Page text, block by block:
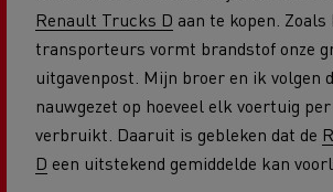
Renault Trucks D aan te kopen.
transporteurs vormt brandstof onze
uitgavenpost. Mijn broer en ik volgen
nauwgezet op hoeveel elk voertuig
verbruikt. Daaruit is gebleken dat de
D een uitstekend gemiddelde kan